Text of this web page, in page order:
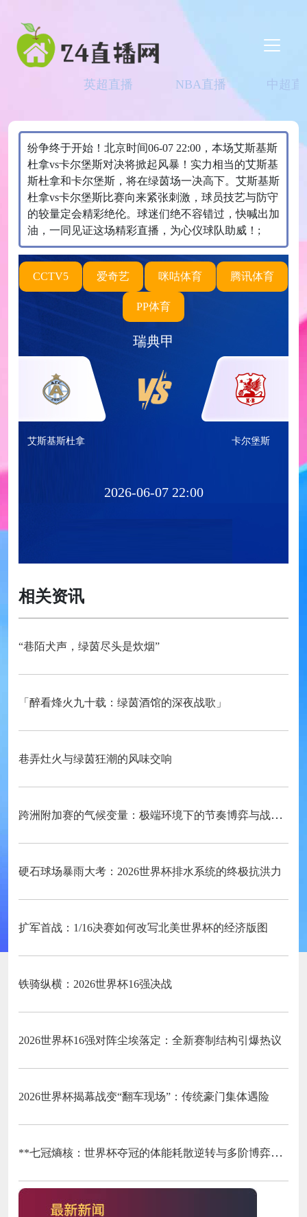
英超直播 NBA直播 中超直
纷争终于开始！北京时间06-07 22:00，本场艾斯基斯
杜拿vs卡尔堡斯对决将掀起风暴！实力相当的艾斯基
斯杜拿和卡尔堡斯，将在绿茵场一决高下。艾斯基斯
杜拿vs卡尔堡斯比赛向来紧张刺激，球员技艺与防守
的较量定会精彩绝伦。球迷们绝不容错过，快喊出加
油，一同见证这场精彩直播，为心仪球队助威！;
CCTV5 爱奇艺 咪咕体育 腾讯体育
PP体育
瑞典甲
艾斯基斯杜拿 卡尔堡斯
2026-06-07 22:00
相关资讯
“巷陌犬声，绿茵尽头是炊烟”
「醉看烽火九十载：绿茵酒馆的深夜战歌」
巷弄灶火与绿茵狂潮的风味交响
跨洲附加赛的气候变量：极端环境下的节奏博弈与战术自适应
硬石球场暴雨大考：2026世界杯排水系统的终极抗洪力
扩军首战：1/16决赛如何改写北美世界杯的经济版图
铁骑纵横：2026世界杯16强决战
2026世界杯16强对阵尘埃落定：全新赛制结构引爆热议
2026世界杯揭幕战变“翻车现场”：传统豪门集体遇险
**七冠熵核：世界杯夺冠的体能耗散逆转与多阶博弈论**